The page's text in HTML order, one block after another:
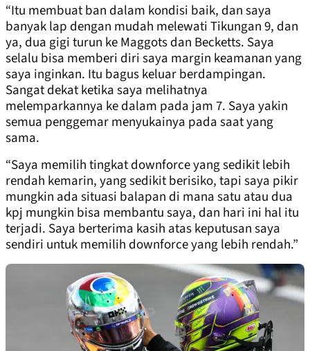
“Itu membuat ban dalam kondisi baik, dan saya
banyak lap dengan mudah melewati Tikungan 9, dan
ya, dua gigi turun ke Maggots dan Becketts. Saya
selalu bisa memberi diri saya margin keamanan yang
saya inginkan. Itu bagus keluar berdampingan.
Sangat dekat ketika saya melihatnya
melemparkannya ke dalam pada jam 7. Saya yakin
semua penggemar menyukainya pada saat yang
sama.
“Saya memilih tingkat downforce yang sedikit lebih
rendah kemarin, yang sedikit berisiko, tapi saya pikir
mungkin ada situasi balapan di mana satu atau dua
kpj mungkin bisa membantu saya, dan hari ini hal itu
terjadi. Saya berterima kasih atas keputusan saya
sendiri untuk memilih downforce yang lebih rendah.”